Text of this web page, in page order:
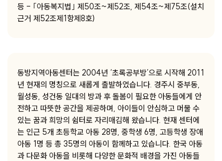
등 - ｢아동복지법｣ 제50조~제52조, 제54조~제75조(설치
근거 제52조제1항제8호)
동방지역아동센터는 2004년 ‘초록공부방’으로 시작해 2011
년 현재의 명칭으로 새롭게 출발하였습니다. 경주시 중부동,
월성동, 성건동 일대의 방과 후 돌봄이 필요한 아동들에게 안
전하고 따뜻한 공간을 제공하며, 아이들이 안심하고 머물 수
있는 꿈과 희망의 쉼터로 자리매김해 왔습니다. 현재 센터에
는 인근 5개 초등학교 아동 28명, 중학생 6명, 고등학생 장애
아동 1명 등 총 35명의 아동이 함께하고 있습니다. 한국 아동
과 다문화 아동을 비롯해 다양한 문화적 배경을 가진 아동들